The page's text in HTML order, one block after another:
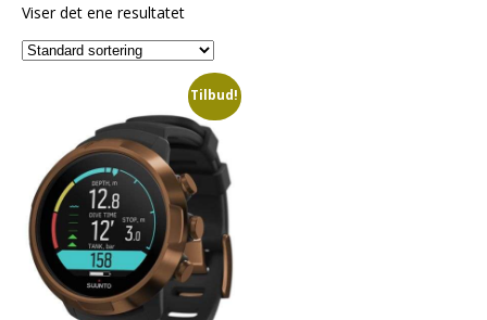
Viser det ene resultatet
Tilbud!